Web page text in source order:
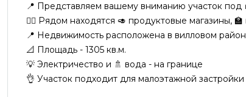
📍 Представляем вашему вниманию участок под
🚶‍♀️ Рядом находятся 🥑 продуктовые магазины,
📍 Недвижимость расположена в вилловом
📐 Площадь - 1305 кв.м.
💡 Электричество и 🚿 вода - на границе
👌 Участок подходит для малоэтажной